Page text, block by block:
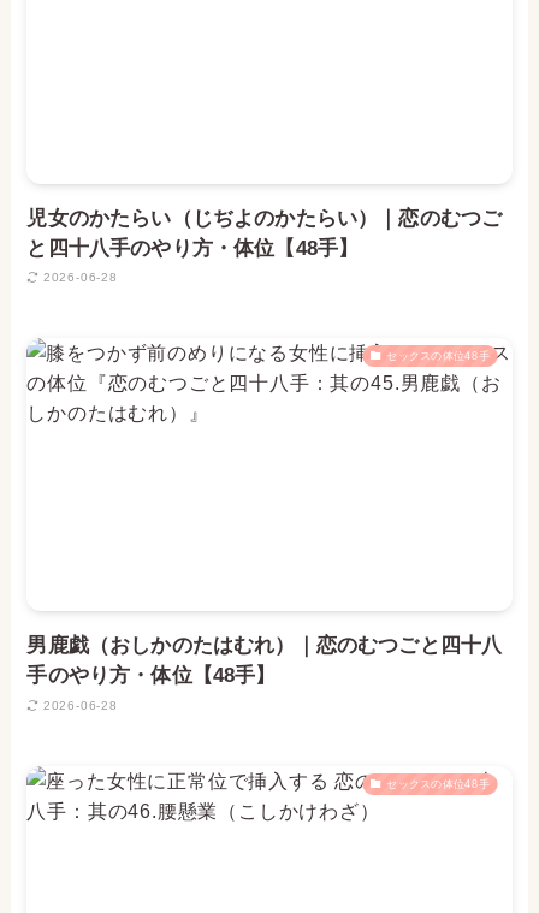
児女のかたらい（じぢよのかたらい）｜恋のむつご
と四十八手のやり方・体位【48手】
2026-06-28
セックスの体位48手
男鹿戯（おしかのたはむれ）｜恋のむつごと四十八
手のやり方・体位【48手】
2026-06-28
セックスの体位48手